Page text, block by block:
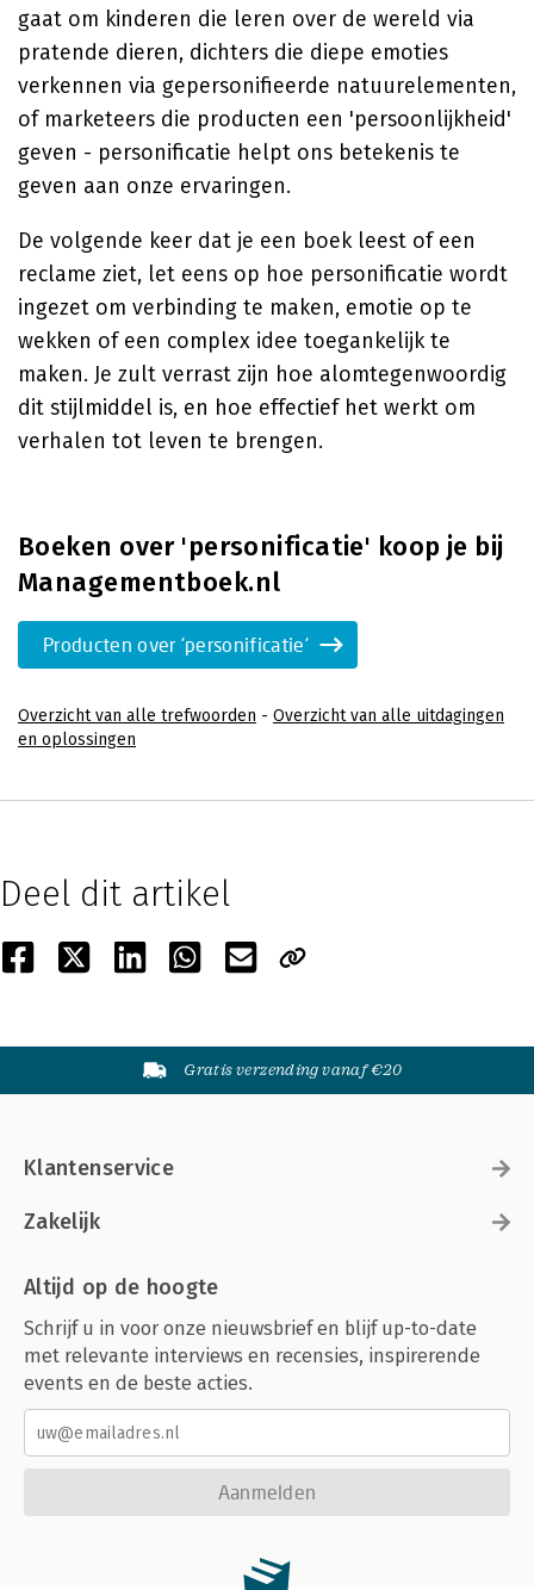
gaat om kinderen die leren over de wereld via
pratende dieren, dichters die diepe emoties
verkennen via gepersonifieerde natuurelementen,
of marketeers die producten een 'persoonlijkheid'
geven - personificatie helpt ons betekenis te
geven aan onze ervaringen.
De volgende keer dat je een boek leest of een
reclame ziet, let eens op hoe personificatie wordt
ingezet om verbinding te maken, emotie op te
wekken of een complex idee toegankelijk te
maken. Je zult verrast zijn hoe alomtegenwoordig
dit stijlmiddel is, en hoe effectief het werkt om
verhalen tot leven te brengen.
Boeken over 'personificatie' koop je bij
Managementboek.nl
Producten over 'personificatie'
Overzicht van alle trefwoorden - Overzicht van alle uitdagingen
en oplossingen
Deel dit artikel
Gratis verzending vanaf €20
Klantenservice
Zakelijk
Altijd op de hoogte
Schrijf u in voor onze nieuwsbrief en blijf up-to-date
met relevante interviews en recensies, inspirerende
events en de beste acties.
Aanmelden